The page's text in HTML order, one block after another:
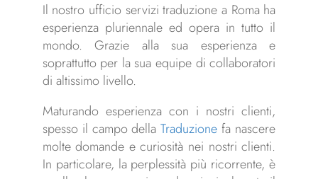
Il nostro ufficio servizi traduzione a Roma ha
esperienza pluriennale ed opera in tutto il
mondo. Grazie alla sua esperienza e
soprattutto per la sua equipe di collaboratori
di altissimo livello.
Maturando esperienza con i nostri clienti,
spesso il campo dellaTraduzione fa nascere
molte domande e curiosità nei nostri clienti.
In particolare, la perplessità più ricorrente, è